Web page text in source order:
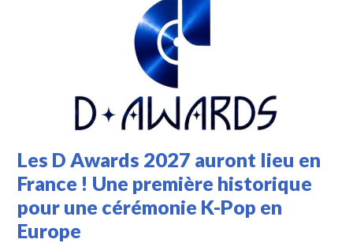
Les D Awards 2027 auront lieu en
France ! Une première historique
pour une cérémonie K-Pop en
Europe